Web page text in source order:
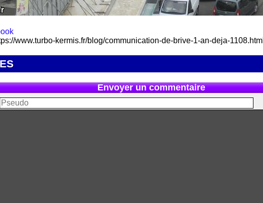
www.turbo-kermis.fr/blog/communication-de-brive-1-an-deja-1108.html
Envoyer un commentaire